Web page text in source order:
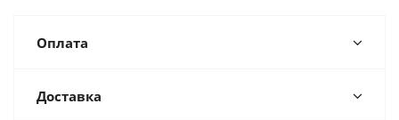
Оплата
Доставка